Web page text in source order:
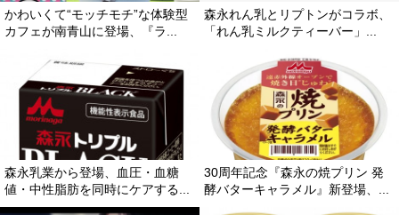
かわいくて“モッチモチ”な体験型
カフェが南青山に登場、『ラ...
森永れん乳とリプトンがコラボ、
「れん乳ミルクティーバー」...
森永乳業から登場、血圧・血糖
値・中性脂肪を同時にケアする...
30周年記念『森永の焼プリン 発
酵バターキャラメル』新登場、...